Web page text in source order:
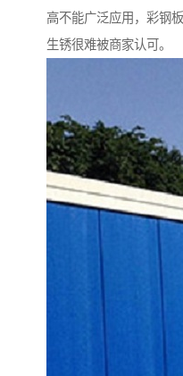
高不能广泛应用，彩钢
生锈很难被商家认可。